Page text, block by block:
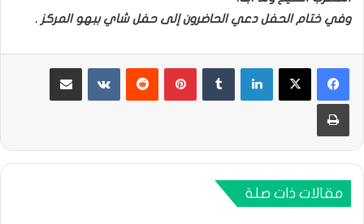
وفي ختام الحفل دعي الحاضرون إلى حفل شاي ببهو المركز .
لينكدإن بينتيريست مشاركة عبر البريد
طباعة
مقالات ذات صلة